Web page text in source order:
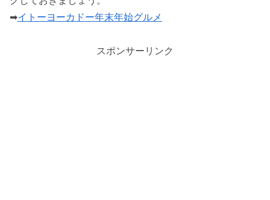
➡イトーヨーカドー年末年始グルメ
スポンサーリンク